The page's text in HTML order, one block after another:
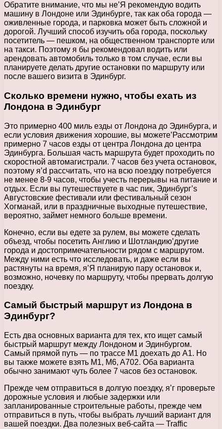
Обратите внимание, что мы не’Я рекомендую водить
машину в Лондоне или Эдинбурге, так как оба города —
оживленные города, и парковка может быть сложной и
дорогой. Лучший способ изучить оба города, поскольку
посетитель — пешком, на общественном транспорте или
на такси. Поэтому я бы рекомендовал водить или
арендовать автомобиль только в том случае, если вы
планируете делать другие остановки по маршруту или
после вашего визита в Эдинбург.
Сколько времени нужно, чтобы ехать из
Лондона в Эдинбург
Это примерно 400 миль езды от Лондона до Эдинбурга, и
если условия движения хорошие, вы можете’Рассмотрим
примерно 7 часов езды от центра Лондона до центра
Эдинбурга. Большая часть маршрута будет проходить по
скоростной автомагистрали. 7 часов без учета остановок,
поэтому я’d рассчитать, что на всю поездку потребуется
не менее 8-9 часов, чтобы учесть перерывы на питание и
отдых. Если вы путешествуете в час пик, Эдинбург’s
Августовские фестивали или фестивальный сезон
Хогманай, или в праздничные выходные путешествие,
вероятно, займет немного больше времени.
Конечно, если вы едете за рулем, вы можете сделать
объезд, чтобы посетить Англию и Шотландию’другие
города и достопримечательности рядом с маршрутом.
Между ними есть что исследовать, и даже если вы
растянуты на время, я’Я планирую пару остановок и,
возможно, ночевку по маршруту, чтобы прервать долгую
поездку.
Самый быстрый маршрут из Лондона в
Эдинбург?
Есть два основных варианта для тех, кто ищет самый
быстрый маршрут между Лондоном и Эдинбургом.
Самый прямой путь — по трассе M1 доехать до A1. Но
вы также можете взять M1, M6, A702. Оба варианта
обычно занимают чуть более 7 часов без остановок.
Прежде чем отправиться в долгую поездку, я’г проверьте
дорожные условия и любые задержки или
запланированные строительные работы, прежде чем
отправиться в путь, чтобы выбрать лучший вариант для
вашей поездки. Два полезных веб-сайта — Traffic